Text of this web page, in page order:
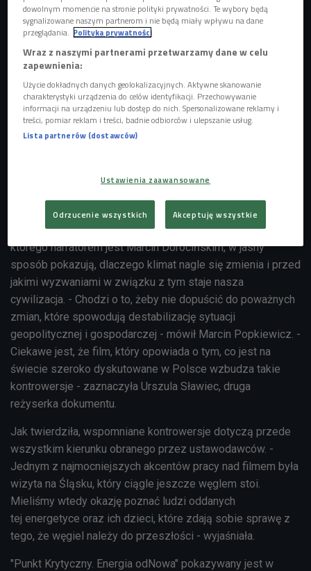
(zdjęcie ilustracyjne) Foto: Thammanoon Khamchalee/Shutterstock.com
Twórcy dokumentu "Punkt Krytyczny. Energia odNowa",
którego narratorem jest Marcin Dorocińskim, w jasny
sposób pokazują, dlaczego klimat nagle się zmienia i przed
jakimi wyzwaniami w związku z tym staje nasza
cywilizacja. - Chodzi o to, żeby nie dopuścić do poważnych
zmian, które spowodują destabilizację sytuacji
geopolitycznej i gospodarczej - mówił Marcin Popkiewicz. -
Ciekawe jest, że film, który opowiada o tym, co jest na
świecie szeroko dyskutowane w Polsce wzbudza takie
kontrowersje - zaznaczyła Urszula Sławiec, druga
reżyserka dokumentu.
Jak twierdziła, wspomniane kontrowersje dotyczą przede
wszystkim kierunku obranego przez ustawodawców. -
Jednym z najmocniejszych akcentów pracy nad filmem była
wizyta na Śląsku, który ciągle jeszcze węglem stoi.
Mieliśmy wtedy okazję poznać ludzi oddanych
tej energetyce oraz ich dzieci, które zdają sobie sprawę z
tego, że węgiel należy do przeszłości - wyjaśniała.
"Punkt Krytyczny. Energia odNowa" pokazywany jest w
dowolnym momencie na stronie polityki prywatności. Te wybory będą
sygnalizowane naszym partnerom i nie będą miały wpływu na dane
przeglądania. Polityka prywatności
Wraz z naszymi partnerami przetwarzamy dane w celu
zapewnienia:
Użycie dokładnych danych geolokalizacyjnych. Aktywne skanowanie
charakterystyki urządzenia do celów identyfikacji. Przechowywanie
informacji na urządzeniu lub dostęp do nich. Spersonalizowane reklamy i
treści, pomiar reklam i treści, badnie odbiorców i ulepszanie usług.
Lista partnerów (dostawców)
Ustawienia zaawansowane
Odrzucenie wszystkich Akceptuję wszystkie